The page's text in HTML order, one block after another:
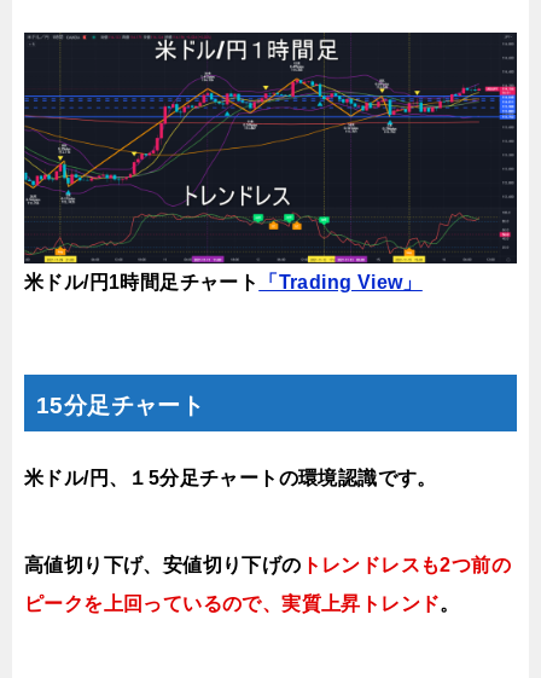
米ドル/円1時間足チャート 「Trading View」
15分足チャート
米ドル/円、１5分足チャートの環境認識です。
高値切り下げ、安値切り下げの トレンドレスも2つ前の
ピークを上回っているので、実質上昇トレンド。